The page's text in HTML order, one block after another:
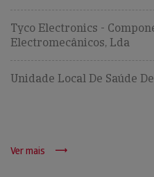
Tyco Electronics -
Electromecânicos, Lda
Unidade Local De Saúde
Ver mais